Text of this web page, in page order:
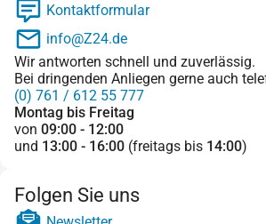
Kontaktformular
info@Z24.de
Wir antworten schnell und zuverlässig.
Bei dringenden Anliegen gerne auch
(0) 761 / 612 55 777
Montag bis Freitag
von 09:00 - 12:00
und 13:00 - 16:00 (freitags bis 14:00)
Folgen Sie uns